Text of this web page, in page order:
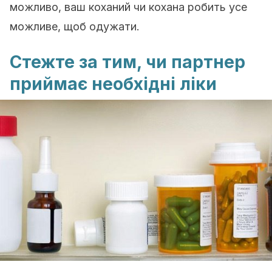
можливо, ваш коханий чи кохана робить усе
можливе, щоб одужати.
Стежте за тим, чи партнер
приймає необхідні ліки